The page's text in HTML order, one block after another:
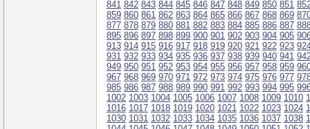
841 842 843 844 845 846 847 848 849 850 851
859 860 861 862 863 864 865 866 867 868 869
877 878 879 880 881 882 883 884 885 886 887
895 896 897 898 899 900 901 902 903 904 905
913 914 915 916 917 918 919 920 921 922 923
931 932 933 934 935 936 937 938 939 940 941
949 950 951 952 953 954 955 956 957 958 959
967 968 969 970 971 972 973 974 975 976 977
985 986 987 988 989 990 991 992 993 994 995
1002 1003 1004 1005 1006 1007 1008 1009 1010
1016 1017 1018 1019 1020 1021 1022 1023 1024
1030 1031 1032 1033 1034 1035 1036 1037 1038